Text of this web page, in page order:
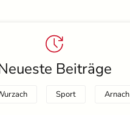
Beiträge
Sport Arnach